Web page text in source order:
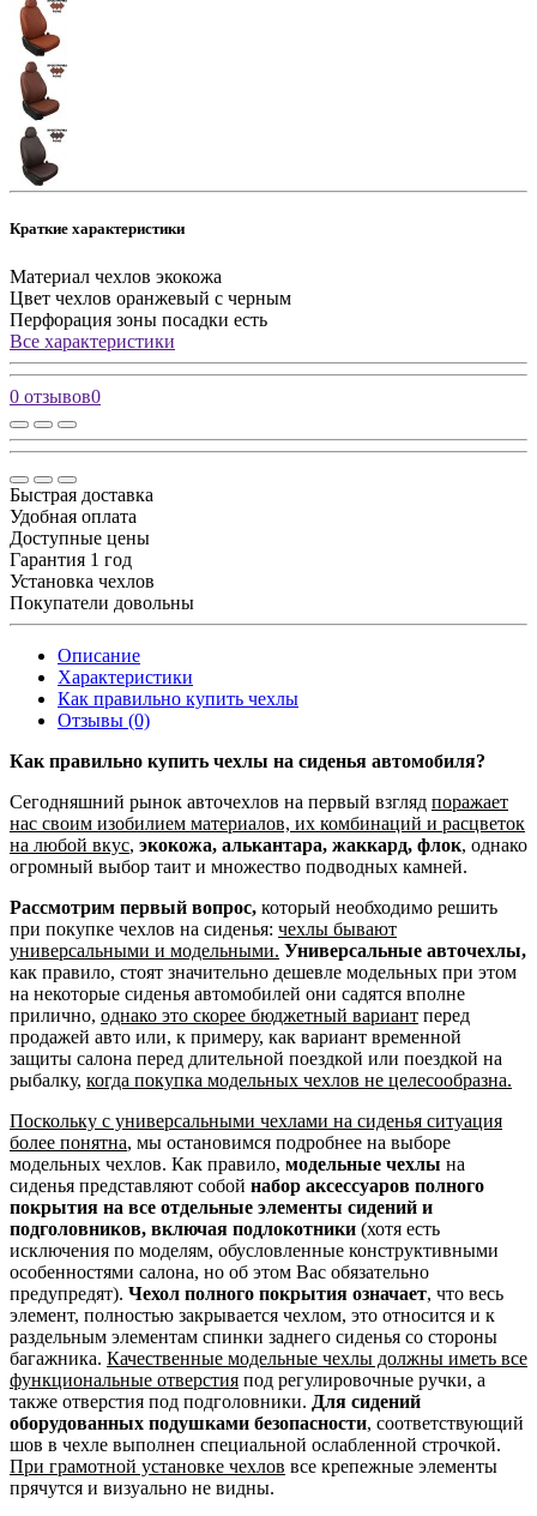
Краткие характеристики
Материал чехлов экокожа
Цвет чехлов оранжевый с черным
Перфорация зоны посадки есть
Все характеристики
0 отзывов0
Быстрая доставка
Удобная оплата
Доступные цены
Гарантия 1 год
Установка чехлов
Покупатели довольны
Описание
Характеристики
Как правильно купить чехлы
Отзывы (0)
Как правильно купить чехлы на сиденья автомобиля?
Сегодняшний рынок авточехлов на первый взгляд поражает
нас своим изобилием материалов, их комбинаций и расцветок
на любой вкус, экокожа, алькантара, жаккард, флок, однако
огромный выбор таит и множество подводных камней.
Рассмотрим первый вопрос, который необходимо решить
при покупке чехлов на сиденья: чехлы бывают
универсальными и модельными. Универсальные авточехлы,
как правило, стоят значительно дешевле модельных при этом
на некоторые сиденья автомобилей они садятся вполне
прилично, однако это скорее бюджетный вариант перед
продажей авто или, к примеру, как вариант временной
защиты салона перед длительной поездкой или поездкой на
рыбалку, когда покупка модельных чехлов не целесообразна.
Поскольку с универсальными чехлами на сиденья ситуация
более понятна, мы остановимся подробнее на выборе
модельных чехлов. Как правило, модельные чехлы на
сиденья представляют собой набор аксессуаров полного
покрытия на все отдельные элементы сидений и
подголовников, включая подлокотники (хотя есть
исключения по моделям, обусловленные конструктивными
особенностями салона, но об этом Вас обязательно
предупредят). Чехол полного покрытия означает, что весь
элемент, полностью закрывается чехлом, это относится и к
раздельным элементам спинки заднего сиденья со стороны
багажника. Качественные модельные чехлы должны иметь все
функциональные отверстия под регулировочные ручки, а
также отверстия под подголовники. Для сидений
оборудованных подушками безопасности, соответствующий
шов в чехле выполнен специальной ослабленной строчкой.
При грамотной установке чехлов все крепежные элементы
прячутся и визуально не видны.